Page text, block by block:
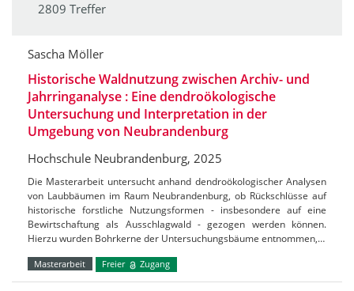
2809 Treffer
Sascha Möller
Historische Waldnutzung zwischen Archiv- und
Jahrringanalyse : Eine dendroökologische
Untersuchung und Interpretation in der
Umgebung von Neubrandenburg
Hochschule Neubrandenburg, 2025
Die Masterarbeit untersucht anhand dendroökologischer Analysen
von Laubbäumen im Raum Neubrandenburg, ob Rückschlüsse auf
historische forstliche Nutzungsformen - insbesondere auf eine
Bewirtschaftung als Ausschlagwald - gezogen werden können.
Hierzu wurden Bohrkerne der Untersuchungsbäume entnommen,…
Masterarbeit Freier Zugang